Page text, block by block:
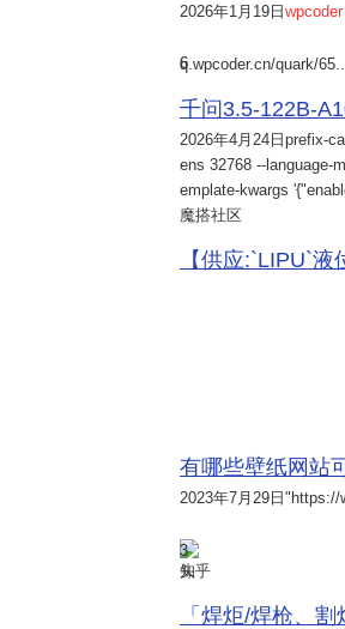
2026年1月19日wpcoder
6
q.wpcoder.cn/quark/
千问3.5-122B-
2026年4月24日 prefix-
ens 32768 --language-
emplate-kwargs
魔搭社区
【供应:`LIPU`
有哪些壁纸网站
2023年7月29日 "https://
3
知乎
「焊炬/焊枪、